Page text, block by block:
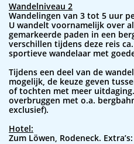
Wandelniveau 2
Wandelingen van 3 tot 5 uur
U wandelt voornamelijk over
gemarkeerde paden in een
verschillen tijdens deze reis
sportieve wandelaar met
Tijdens een deel van de
mogelijk, de keuze geven
of tochten met meer
overbruggen met o.a.
exclusief).
Hotel:
Zum Löwen, Rodeneck.